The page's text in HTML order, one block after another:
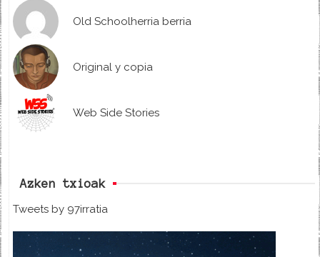
Old Schoolherria berria
Original y copia
Web Side Stories
Azken txioak
Tweets by 97irratia